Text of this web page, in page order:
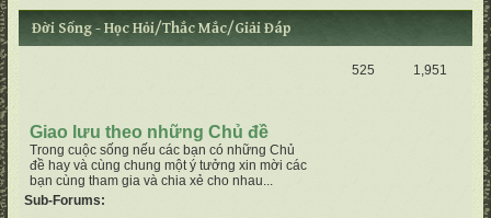
Đời Sống - Học Hỏi/Thắc Mắc/Giải Đáp
Giao lưu theo những Chủ đề
Trong cuộc sống nếu các bạn có những Chủ
đề hay và cùng chung một ý tưởng xin mời các
bạn cùng tham gia và chia xẻ cho nhau...
525 1,951
Sub-Forums: